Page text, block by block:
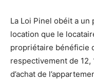
La Loi Pinel obéit a
location que le
propriétaire bénéficie
respectivement de 12,
d’achat de